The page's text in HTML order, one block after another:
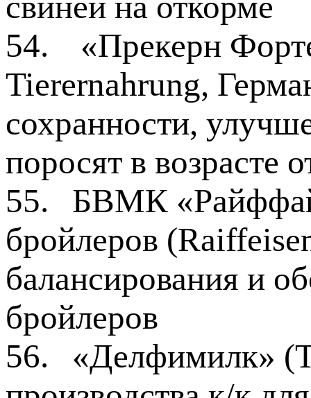
54.
«Прекерн
Tierernahrung,
сохранности,
поросят в возрасте
55.
БВМК
бройлеров
балансирования и
бройлеров
56.
«Делфимилк»